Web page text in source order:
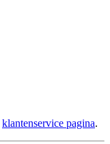
klantenservice pagina.